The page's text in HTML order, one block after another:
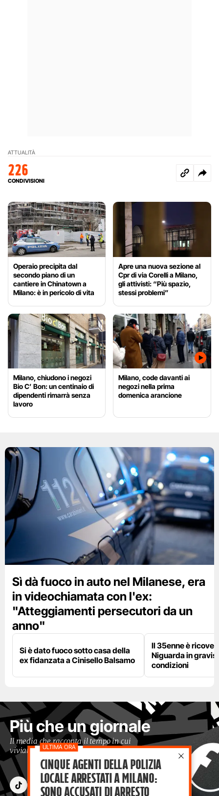
ATTUALITÀ
226
CONDIVISIONI
Operaio precipita dal
secondo piano di un
cantiere in Chinatown a
Milano: è in pericolo di vita
Apre una nuova sezione al
Cpr di via Corelli a Milano,
gli attivisti: “Più spazio,
stessi problemi”
Milano, chiudono i negozi
Bio C’ Bon: un centinaio di
dipendenti rimarrà senza
lavoro
Milano, code davanti ai
negozi nella prima
domenica arancione
Sì dà fuoco in auto nel Milanese, era
in videochiamata con l'ex:
"Atteggiamenti persecutori da un
anno"
Si è dato fuoco sotto casa della
ex fidanzata a Cinisello Balsamo
Il 35enne è
Niguarda in
condizioni
Più che un giornale
Il media che racconta il tempo in cui
viviamo con occhi moderni
Cinque agenti della polizia
locale arrestati a Milano:
sono accusati di arresto